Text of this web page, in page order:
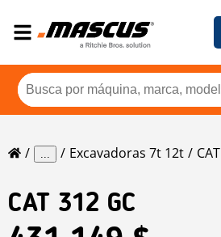
... Excavadoras 7t 12t CAT
CAT 312 GC